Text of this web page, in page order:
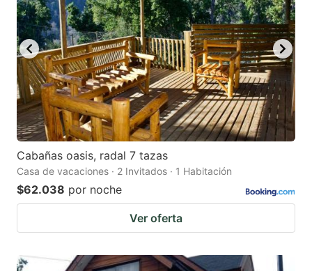
Cabañas oasis, radal 7 tazas
Casa de vacaciones · 2 Invitados · 1 Habitación
$62.038 por noche
Ver oferta